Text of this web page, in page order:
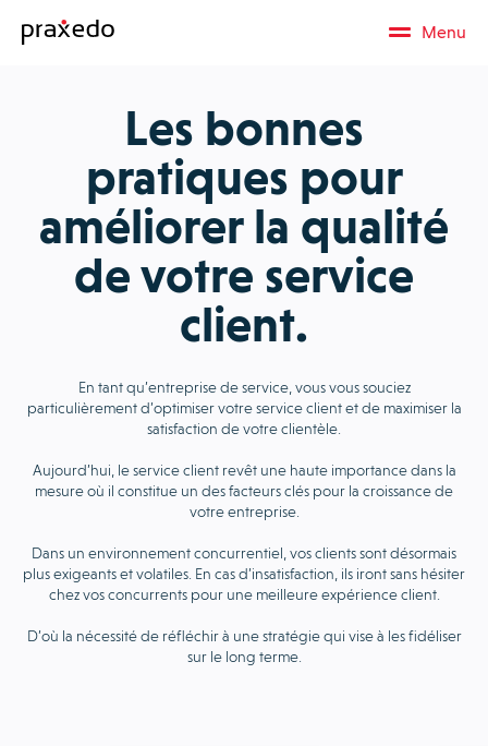
Menu
Les bonnes
pratiques pour
améliorer la qualité
de votre service
client.
En tant qu’entreprise de service, vous vous souciez
particulièrement d’optimiser votre service client et de maximiser la
satisfaction de votre clientèle.
Aujourd’hui, le service client revêt une haute importance dans la
mesure où il constitue un des facteurs clés pour la croissance de
votre entreprise.
Dans un environnement concurrentiel, vos clients sont désormais
plus exigeants et volatiles. En cas d’insatisfaction, ils iront sans hésiter
chez vos concurrents pour une meilleure expérience client.
D’où la nécessité de réfléchir à une stratégie qui vise à les fidéliser
sur le long terme.